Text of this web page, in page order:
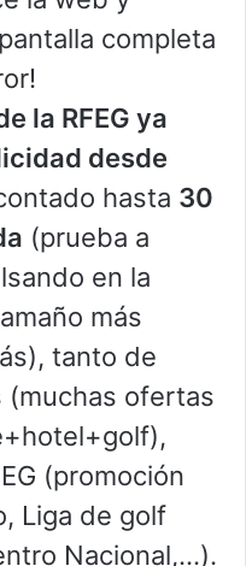
completa
la RFEG ya
desde
hasta 30
(prueba a
en la
más
tanto de
(muchas ofertas
(promoción
Liga de golf
Nacional,…).